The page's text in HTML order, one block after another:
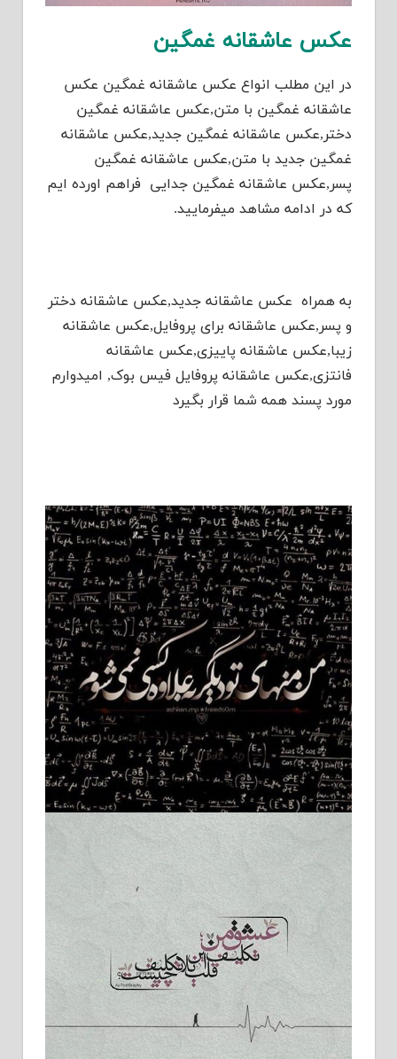
عکس عاشقانه غمگین
در این مطلب انواع عکس عاشقانه غمگین عکس
عاشقانه غمگین با متن,عکس عاشقانه غمگین
دختر,عکس عاشقانه غمگین جدید,عکس عاشقانه
غمگین جدید با متن,عکس عاشقانه غمگین
پسر,عکس عاشقانه غمگین جدایی فراهم اورده ایم
که در ادامه مشاهد میفرمایید.
به همراه عکس عاشقانه جدید,عکس عاشقانه دختر
و پسر,عکس عاشقانه برای پروفایل,عکس عاشقانه
زیبا,عکس عاشقانه پاییزی,عکس عاشقانه
فانتزی,عکس عاشقانه پروفایل فیس بوک, امیدوارم
مورد پسند همه شما قرار بگیرد